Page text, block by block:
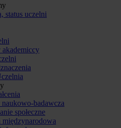
status uczelni
akademiccy
naukowo-badawcza
społeczne
międzynarodowa